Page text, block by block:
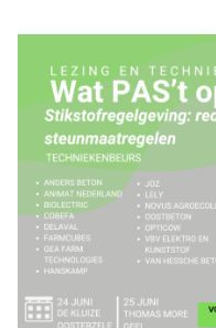
afbeelding